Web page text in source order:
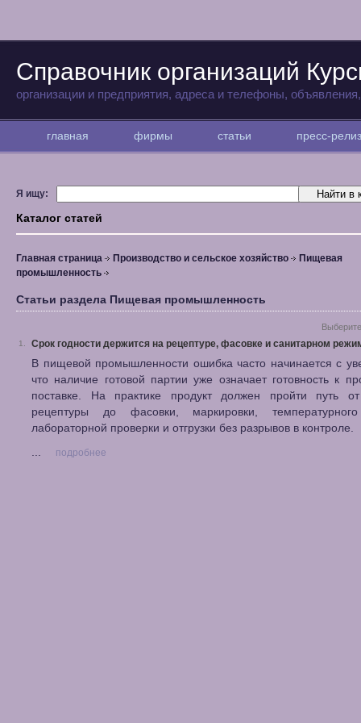
Справочник организаций
организации и предприятия, адреса и телефоны,
главная фирмы статьи пресс-
Я ищу:
Каталог статей
Главная страница Производство и сельское хозяйство
Пищевая
промышленность
Статьи раздела Пищевая промышленность
1. Срок годности держится на рецептуре, фасовке и санитарном
В пищевой промышленности ошибка часто начинается с
что наличие готовой партии уже означает готовность к
поставке. На практике продукт должен пройти путь
рецептуры до фасовки, маркировки,
лабораторной проверки и отгрузки без разрывов в контроле.
...
подробнее